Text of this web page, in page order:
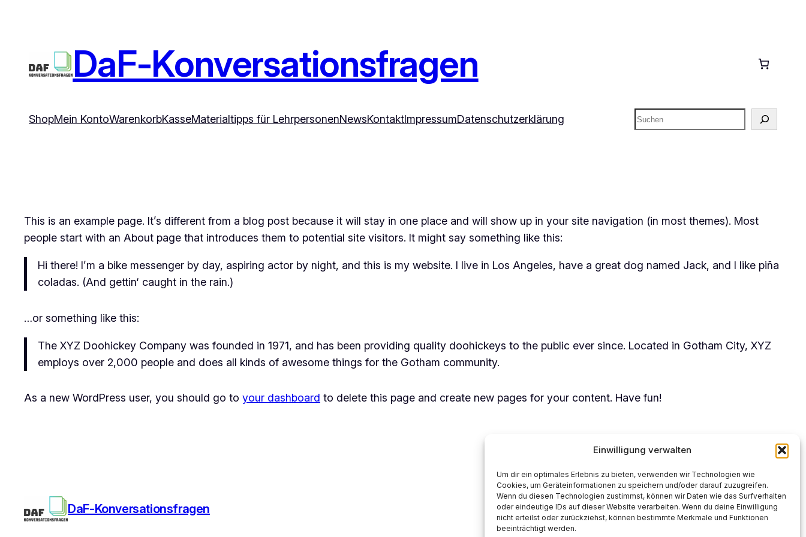
Einwilligung verwalten
Um dir ein optimales Erlebnis zu bieten, verwenden wir Technologien wie
Cookies, um Geräteinformationen zu speichern und/oder darauf zuzugreifen.
Wenn du diesen Technologien zustimmst, können wir Daten wie das Surfverhalten
oder eindeutige IDs auf dieser Website verarbeiten. Wenn du deine Einwilligung
nicht erteilst oder zurückziehst, können bestimmte Merkmale und Funktionen
beeinträchtigt werden.
DaF-Konversationsfragen
ShopMein KontoWarenkorbKasseMaterialtipps für LehrpersonenNewsKontaktImpressumDatenschutzerklärung Suchen
This is an example page. It’s different from a blog post because it will stay in one place and will show up in your site navigation (in most themes). Most
people start with an About page that introduces them to potential site visitors. It might say something like this:
Hi there! I’m a bike messenger by day, aspiring actor by night, and this is my website. I live in Los Angeles, have a great dog named Jack, and I like piña
coladas. (And gettin‘ caught in the rain.)
…or something like this:
The XYZ Doohickey Company was founded in 1971, and has been providing quality doohickeys to the public ever since. Located in Gotham City, XYZ
employs over 2,000 people and does all kinds of awesome things for the Gotham community.
As a new WordPress user, you should go to your dashboard to delete this page and create new pages for your content. Have fun!
DaF-Konversationsfragen Instagram
X